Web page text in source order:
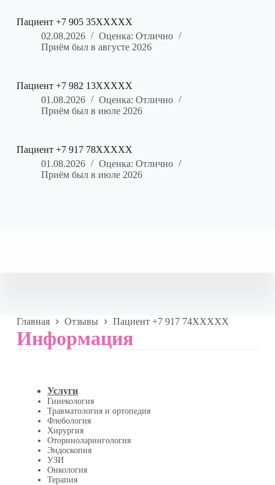
Пациент +7 905 35XXXXX
02.08.2026
Оценка: Отлично
Приём был в августе 2026
Пациент +7 982 13XXXXX
01.08.2026
Оценка: Отлично
Приём был в июле 2026
Пациент +7 917 78XXXXX
01.08.2026
Оценка: Отлично
Приём был в июле 2026
Главная Отзывы Пациент +7 917 74XXXXX
Информация
Услуги
Гинекология
Травматология и ортопедия
Флебология
Хирургия
Оториноларингология
Эндоскопия
УЗИ
Онкология
Терапия